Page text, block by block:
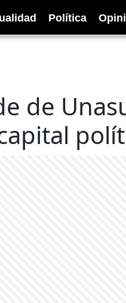
Política
de